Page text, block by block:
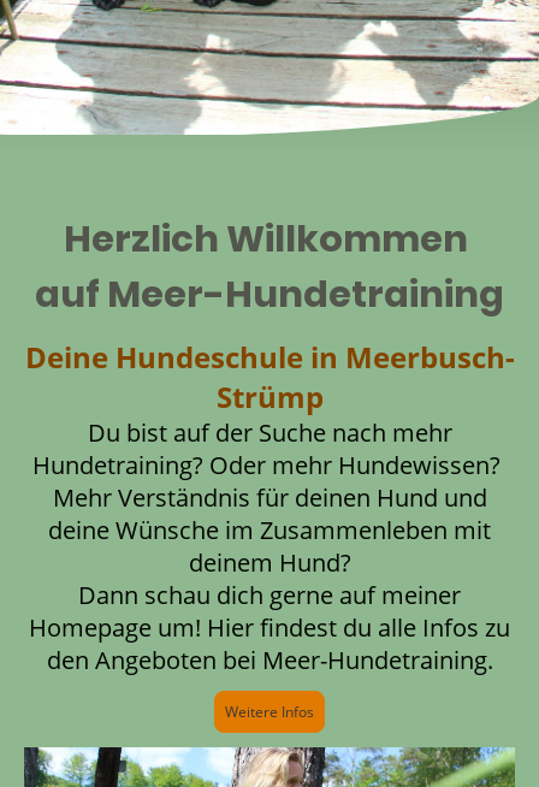
Herzlich Willkommen
auf Meer-Hundetraining
Deine Hundeschule in Meerbusch-
Strümp
Du bist auf der Suche nach mehr
Hundetraining? Oder mehr Hundewissen?
Mehr Verständnis für deinen Hund und
deine Wünsche im Zusammenleben mit
deinem Hund?
Dann schau dich gerne auf meiner
Homepage um! Hier findest du alle Infos zu
den Angeboten bei Meer-Hundetraining.
Weitere Infos